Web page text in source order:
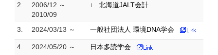
2.
2006/12 ～
2010/09
∟ 北海道JALT会計
3. 2024/03/13 ～ 一般社団法人 環境DNA学会
4. 2024/05/20 ～ 日本多読学会